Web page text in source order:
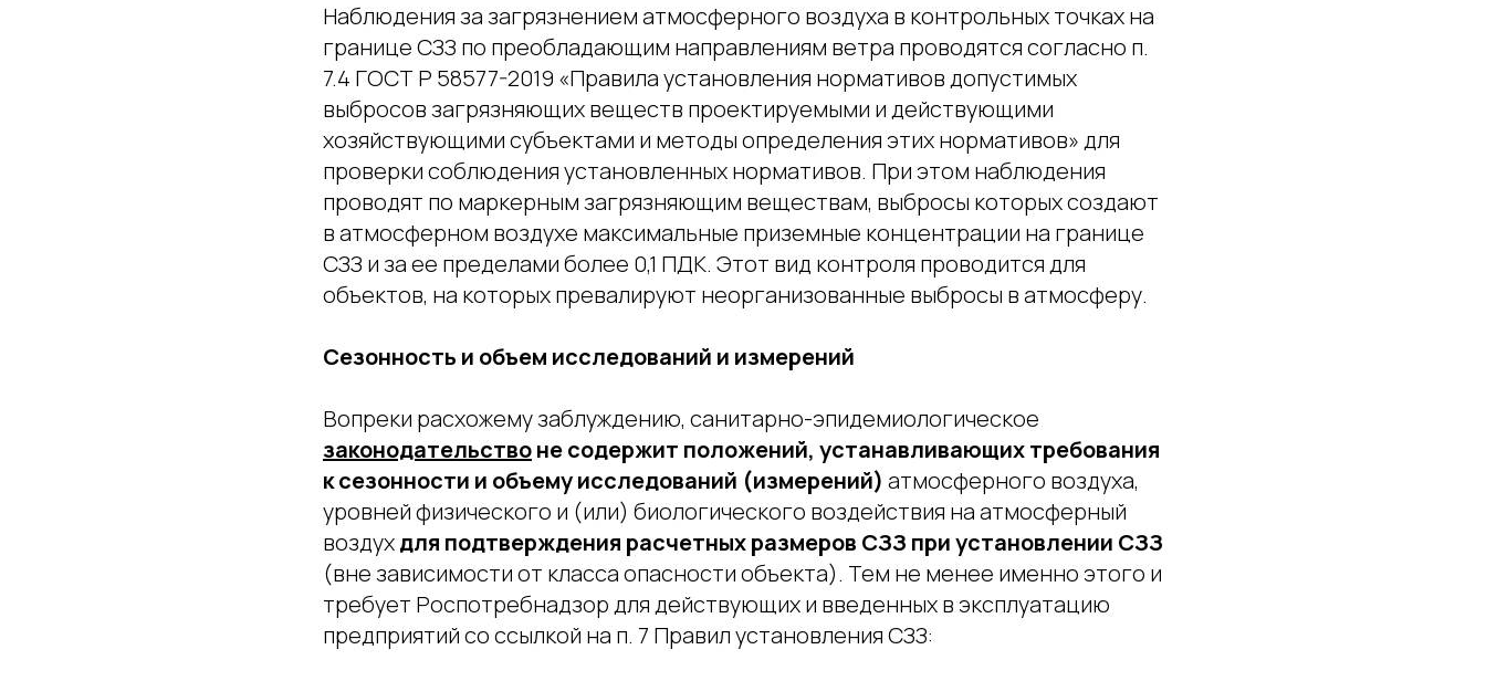
Наблюдения за загрязнением атмосферного воздуха в контрольных точках на
границе СЗЗ по преобладающим направлениям ветра проводятся согласно п.
7.4 ГОСТ Р 58577-2019 «Правила установления нормативов допустимых
выбросов загрязняющих веществ проектируемыми и действующими
хозяйствующими субъектами и методы определения этих нормативов» для
проверки соблюдения установленных нормативов. При этом наблюдения
проводят по маркерным загрязняющим веществам, выбросы которых создают
в атмосферном воздухе максимальные приземные концентрации на границе
СЗЗ и за ее пределами более 0,1 ПДК. Этот вид контроля проводится для
объектов, на которых превалируют неорганизованные выбросы в атмосферу.
Сезонность и объем исследований и измерений
Вопреки расхожему заблуждению, санитарно-эпидемиологическое
законодательствоне содержит положений, устанавливающих требования
к сезонности и объему исследований (измерений) атмосферного воздуха,
уровней физического и (или) биологического воздействия на атмосферный
воздухдля подтверждения расчетных размеров СЗЗ при установлении СЗЗ
(вне зависимости от класса опасности объекта). Тем не менее именно этого и
требует Роспотребнадзор для действующих и введенных в эксплуатацию
предприятий со ссылкой на п. 7 Правил установления СЗЗ: